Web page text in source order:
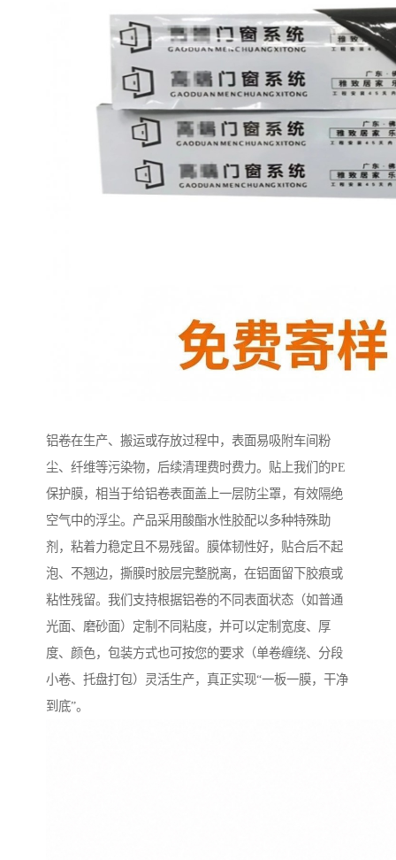
铝卷在生产、搬运或存放过程中，表面易吸附车间粉
尘、纤维等污染物，后续清理费时费力。贴上我们的PE
保护膜，相当于给铝卷表面盖上一层防尘罩，有效隔绝
空气中的浮尘。产品采用酸酯水性胶配以多种特殊助
剂，粘着力稳定且不易残留。膜体韧性好，贴合后不起
泡、不翘边，撕膜时胶层完整脱离，在铝面留下胶痕或
粘性残留。我们支持根据铝卷的不同表面状态（如普通
光面、磨砂面）定制不同粘度，并可以定制宽度、厚
度、颜色，包装方式也可按您的要求（单卷缠绕、分段
小卷、托盘打包）灵活生产，真正实现“一板一膜，干净
到底”。